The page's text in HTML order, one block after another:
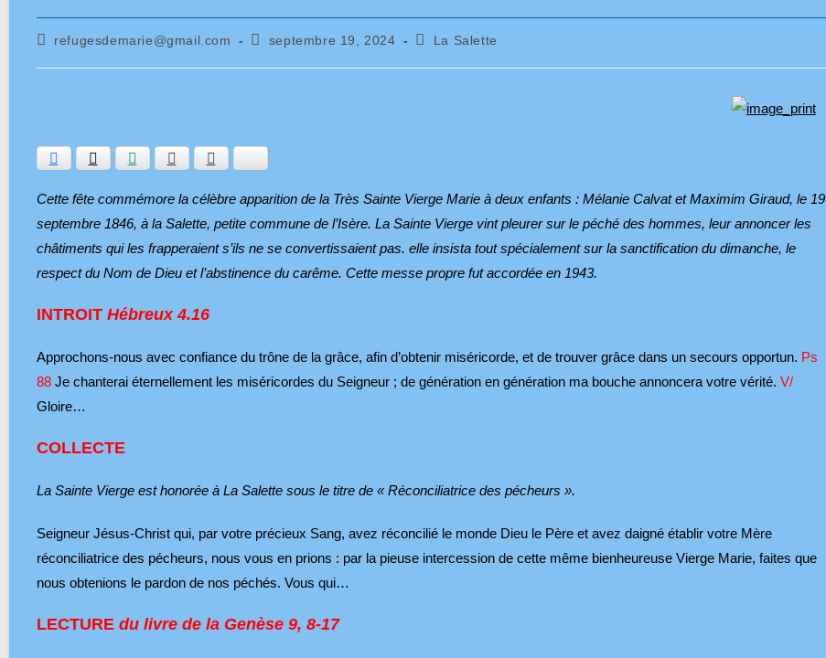
Auteur/autrice
refugesdemarie@gmail.com
Publication
septembre 19, 2024
PostLa Salette
Cette fête commémore la célèbre apparition de la Très Sainte Vierge Marie à deux enfants : Mélanie Calvat et Maximim Giraud, le 19
septembre 1846, à la Salette, petite commune de l’Isère. La Sainte Vierge vint pleurer sur le péché des hommes, leur annoncer les
châtiments qui les frapperaient s’ils ne se convertissaient pas. elle insista tout spécialement sur la sanctification du dimanche, le
respect du Nom de Dieu et l’abstinence du carême. Cette messe propre fut accordée en 1943.
INTROIT Hébreux 4.16
Approchons-nous avec confiance du trône de la grâce, afin d’obtenir miséricorde, et de trouver grâce dans un secours opportun. Ps
88Je chanterai éternellement les miséricordes du Seigneur ; de génération en génération ma bouche annoncera votre vérité. V/
Gloire…
COLLECTE
La Sainte Vierge est honorée à La Salette sous le titre de « Réconciliatrice des pécheurs ».
Seigneur Jésus-Christ qui, par votre précieux Sang, avez réconcilié le monde Dieu le Père et avez daigné établir votre Mère
réconciliatrice des pécheurs, nous vous en prions : par la pieuse intercession de cette même bienheureuse Vierge Marie, faites que
nous obtenions le pardon de nos péchés. Vous qui…
LECTURE du livre de la Genèse 9, 8-17